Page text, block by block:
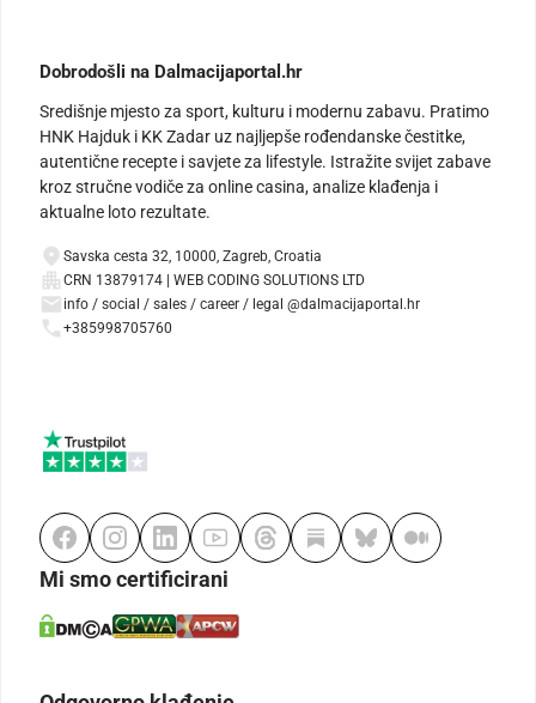
Dobrodošli na Dalmacijaportal.hr
Središnje mjesto za sport, kulturu i modernu zabavu. Pratimo
HNK Hajduk i KK Zadar uz najljepše rođendanske čestitke,
autentične recepte i savjete za lifestyle. Istražite svijet zabave
kroz stručne vodiče za online casina, analize klađenja i
aktualne loto rezultate.
Savska cesta 32, 10000, Zagreb, Croatia
CRN 13879174 | WEB CODING SOLUTIONS LTD
info / social / sales / career / legal @dalmacijaportal.hr
+385998705760
Mi smo certificirani